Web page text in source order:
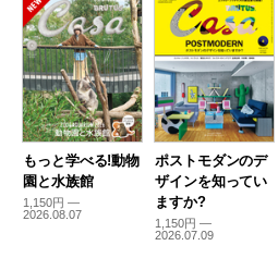
もっと学べる!動物
園と水族館
1,150円 —
2026.08.07
ポストモダンのデ
ザインを知ってい
ますか?
1,150円 —
2026.07.09